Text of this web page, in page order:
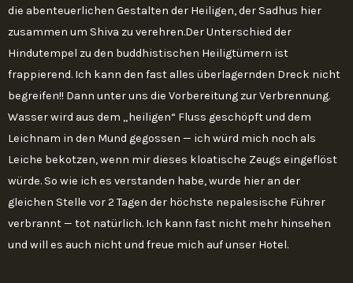
die abenteuerlichen Gestalten der Heiligen, der Sadhus hier
zusammen um Shiva zu verehren.Der Unterschied der
Hindutempel zu den buddhistischen Heiligtümern ist
frappierend. Ich kann den fast alles überlagernden Dreck nicht
begreifen!! Dann unter uns die Vorbereitung zur Verbrennung.
Wasser wird aus dem „heiligen“ Fluss geschöpft und dem
Leichnam in den Mund gegossen — ich würd mich noch als
Leiche bekotzen, wenn mir dieses kloatische Zeugs eingeflöst
würde. So wie ich es verstanden habe, wurde hier an der
gleichen Stelle vor 2 Tagen der höchste nepalesische Führer
verbrannt — tot natürlich. Ich kann fast nicht mehr hinsehen
und will es auch nicht und freue mich auf unser Hotel.